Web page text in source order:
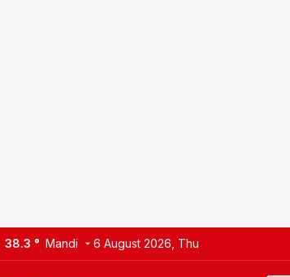
38.3 ° Mandi 6 August 2026, Thu